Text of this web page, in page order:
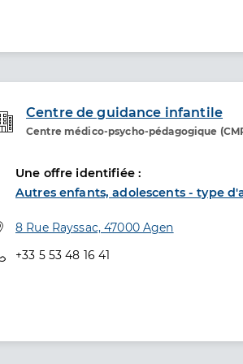
Centre de guidance infantile
Centre médico-psycho-pédagogique
Etablissement de soins
Une offre identifiée :
Autres enfants, adolescents - type
Adresse
8 Rue Rayssac, 47000 Agen
Téléphone
+33 5 53 48 16 41